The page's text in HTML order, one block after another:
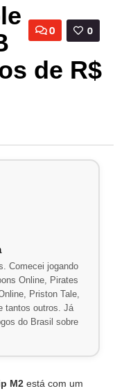
0
0
de R$
Comecei jogando
Online, Pirates
Priston Tale,
tantos outros. Já
do Brasil sobre
M2 está com um